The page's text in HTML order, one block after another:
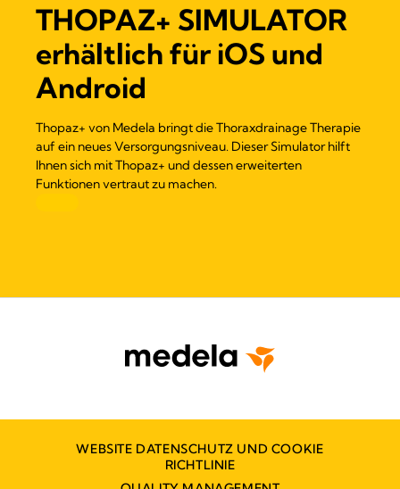
THOPAZ+ SIMULATOR
erhältlich für iOS und
Android
Thopaz+ von Medela bringt die Thoraxdrainage Therapie
auf ein neues Versorgungsniveau. Dieser Simulator hilft
Ihnen sich mit Thopaz+ und dessen erweiterten
Funktionen vertraut zu machen.
WEBSITE DATENSCHUTZ UND COOKIE
RICHTLINIE